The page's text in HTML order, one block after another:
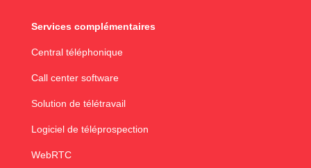
Services complémentaires
Central téléphonique
Call center software
Solution de télétravail
Logiciel de téléprospection
WebRTC